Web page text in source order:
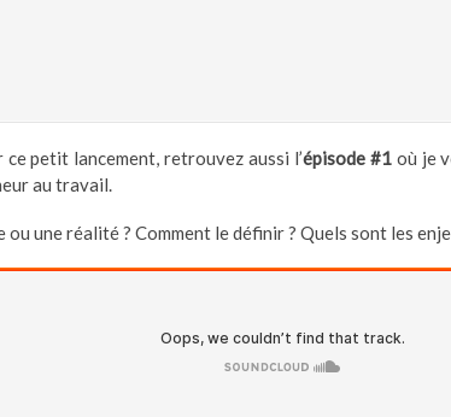
ce petit lancement, retrouvez aussi l’épisode #1où je
au travail.
ou une réalité ? Comment le définir ? Quels sont les